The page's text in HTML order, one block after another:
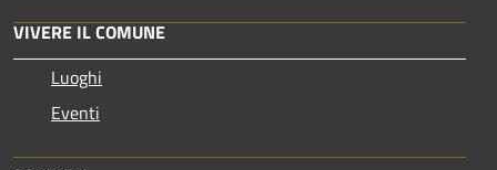
VIVERE IL COMUNE
Luoghi
Eventi